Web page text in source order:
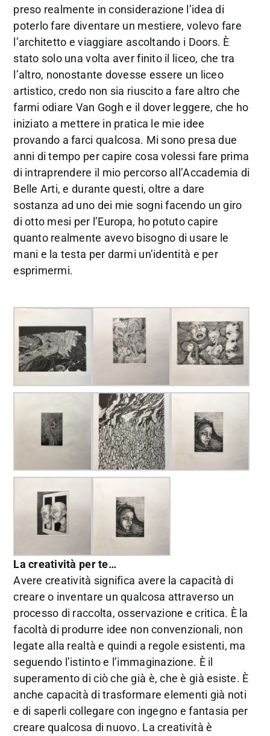
preso realmente in considerazione l’idea di
poterlo fare diventare un mestiere, volevo fare
l’architetto e viaggiare ascoltando i Doors. È
stato solo una volta aver finito il liceo, che tra
l’altro, nonostante dovesse essere un liceo
artistico, credo non sia riuscito a fare altro che
farmi odiare Van Gogh e il dover leggere, che ho
iniziato a mettere in pratica le mie idee
provando a farci qualcosa. Mi sono presa due
anni di tempo per capire cosa volessi fare prima
di intraprendere il mio percorso all’Accademia di
Belle Arti, e durante questi, oltre a dare
sostanza ad uno dei mie sogni facendo un giro
di otto mesi per l’Europa, ho potuto capire
quanto realmente avevo bisogno di usare le
mani e la testa per darmi un’identità e per
esprimermi.
La creatività per te…
Avere creatività significa avere la capacità di
creare o inventare un qualcosa attraverso un
processo di raccolta, osservazione e critica. È la
facoltà di produrre idee non convenzionali, non
legate alla realtà e quindi a regole esistenti, ma
seguendo l’istinto e l’immaginazione. È il
superamento di ciò che già è, che è già esiste. È
anche capacità di trasformare elementi già noti
e di saperli collegare con ingegno e fantasia per
creare qualcosa di nuovo. La creatività è